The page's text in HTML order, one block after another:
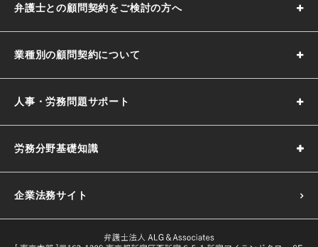
弁護士との顧問契約をご検討の方へ
業種別の顧問契約について
人事・労務問題サポート
労務分野基礎知識
企業法務サイト